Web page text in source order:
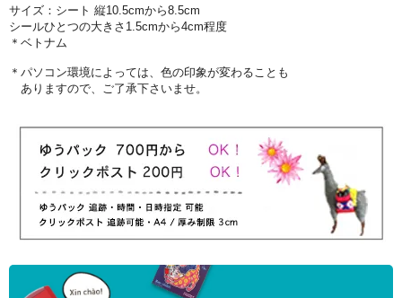
サイズ：シート 縦10.5cmから8.5cm
シールひとつの大きさ1.5cmから4cm程度
＊ベトナム
＊パソコン環境によっては、色の印象が変わることも
ありますので、ご了承下さいませ。